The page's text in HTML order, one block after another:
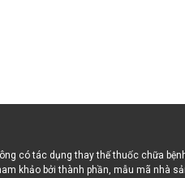
có tác dụng thay thế thuốc chữa
khảo bởi thành phần, mẫu mã nhà